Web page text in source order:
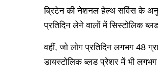
ब्रिटेन की नेशनल हेल्थ सर्विस के
प्रतिदिन लेने वालों में सिस्टोलिक
वहीं, जो लोग प्रतिदिन लगभग 48
डायस्टोलिक ब्लड प्रेशर में भी लगभग